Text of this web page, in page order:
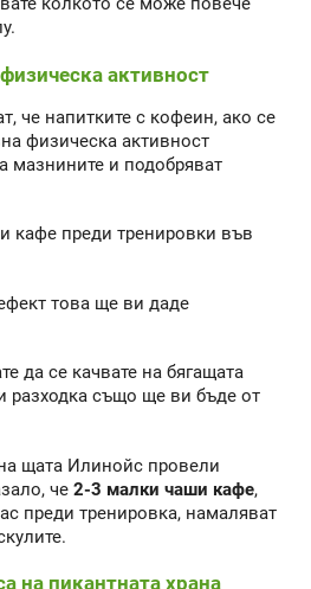
активност
че напитките с кофеин, ако се
физическа активност
мазнините и подобряват
кафе преди тренировки във
това ще ви даде
да се качвате на бягащата
разходка също ще ви бъде от
щата Илинойс провели
че 2-3 малки чаши кафе,
преди тренировка, намаляват
на пикантната храна